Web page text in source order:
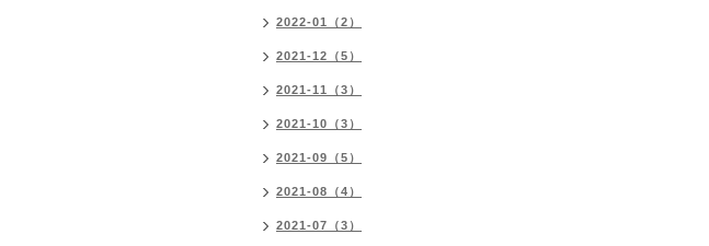
2022-01（2）
2021-12（5）
2021-11（3）
2021-10（3）
2021-09（5）
2021-08（4）
2021-07（3）